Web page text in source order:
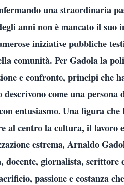
una straordinaria
anni non è mancato il suo
iniziative pubbliche
comunità. Per Gadola la
e confronto, principi che
come una persona
entusiasmo. Una figura che
al centro la cultura, il lavoro
estrema, Arnaldo
giornalista, scrittore
passione e costanza